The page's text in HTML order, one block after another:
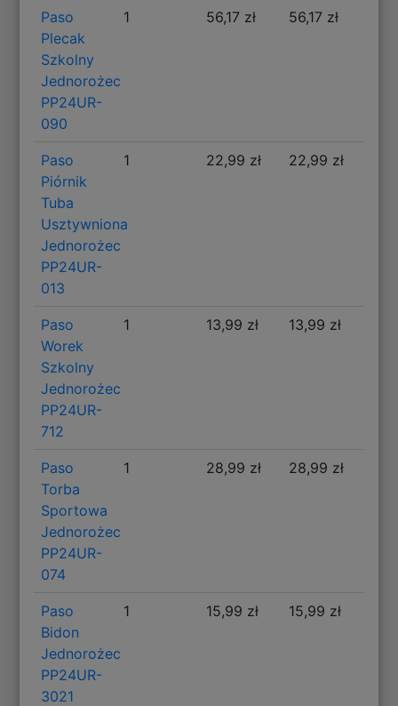
Paso
Plecak
Szkolny
Jednorożec
PP24UR-
090
1 56,17 zł 56,17 zł
Paso
Piórnik
Tuba
Usztywniona
Jednorożec
PP24UR-
013
1 22,99 zł 22,99 zł
Paso
Worek
Szkolny
Jednorożec
PP24UR-
712
1 13,99 zł 13,99 zł
Paso
Torba
Sportowa
Jednorożec
PP24UR-
074
1 28,99 zł 28,99 zł
Paso
Bidon
Jednorożec
PP24UR-
3021
1 15,99 zł 15,99 zł